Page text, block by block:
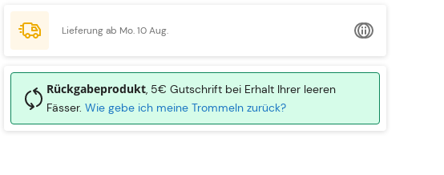
Rückgabeprodukt, 5€ Gutschrift bei Erhalt Ihrer leeren
Fässer. Wie gebe ich meine Trommeln zurück?
Lieferung ab Mo. 10 Aug.